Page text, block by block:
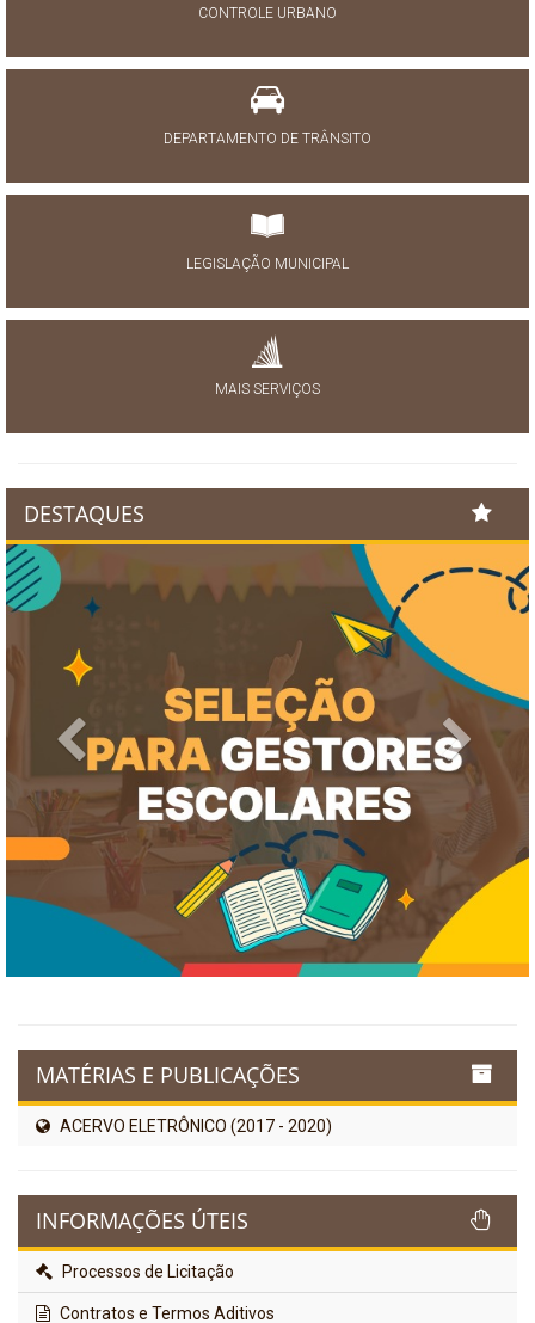
CONTROLE URBANO
DEPARTAMENTO DE TRÂNSITO
LEGISLAÇÃO MUNICIPAL
MAIS SERVIÇOS
DESTAQUES
Previous Next
MATÉRIAS E PUBLICAÇÕES
ACERVO ELETRÔNICO (2017 - 2020)
INFORMAÇÕES ÚTEIS
Processos de Licitação
Contratos e Termos Aditivos